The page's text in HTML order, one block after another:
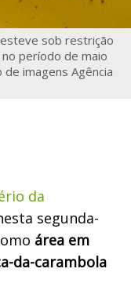
sob restrição
período de maio
imagens Agência
da
segunda-
área em
da-carambola